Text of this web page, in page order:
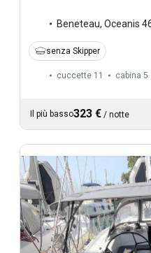
Beneteau, Oceanis
senza Skipper
cuccette 11 cabina 5
Il più basso323 € / notte